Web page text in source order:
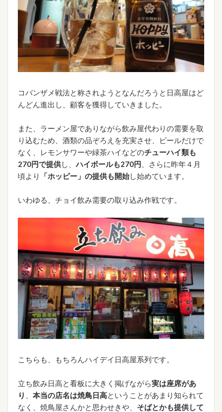
コバンザメ戦法と称されようとなんだろうと日高屋はど
んどん進出し、顧客を獲得していきました。
また、ラーメン屋でありながら飲み屋代わりの需要を取
り込むため、酒類の品ぞろえを充実させ、ビールだけで
なく、レモンサワーや緑茶ハイなどのチューハイ類も
270円で提供し、ハイボールも270円 、さらに昨年４月
頃より
「ホッピー」の提供も開始し始めています。
いわゆる、チョイ飲み需要の取り込み作戦です。
こちらも、もちろんハイデイ日高屋系列です。
立ち飲み日高と看板に大きく掲げながら実は座席があ
り
本当の店名は焼鳥日高ということがあまり知られて
なく、焼鳥屋さんかと思わせきや、 そばとかも提供して